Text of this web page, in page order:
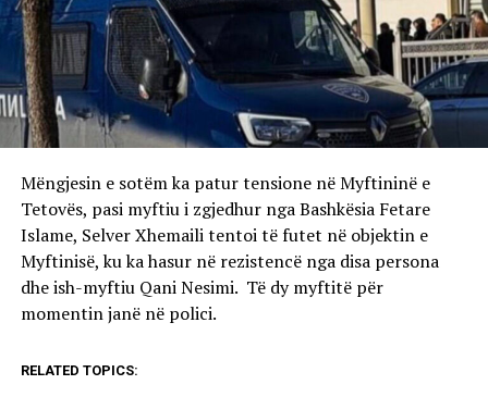
Mëngjesin e sotëm ka patur tensione në Myftininë e
Tetovës, pasi myftiu i zgjedhur nga Bashkësia Fetare
Islame, Selver Xhemaili tentoi të futet në objektin e
Myftinisë, ku ka hasur në rezistencë nga disa persona
dhe ish-myftiu Qani Nesimi. Të dy myftitë për
momentin janë në polici.
RELATED TOPICS: